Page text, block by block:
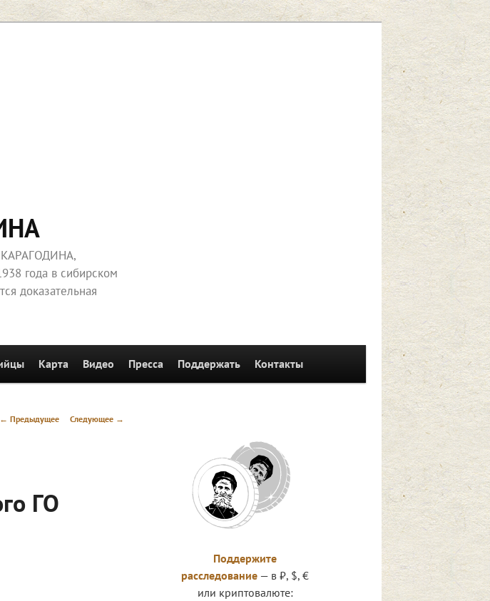
КАРАГОДИНА,
года в сибирском
доказательная
Карта Видео Пресса Поддержать Контакты
Навигация
← Предыдущее Следующее →
ГО
Поддержите
расследование — в ₽, $, €
или криптовалюте: